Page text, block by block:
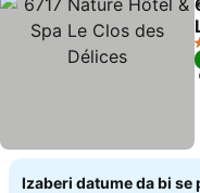
Izaberi datume da bi se